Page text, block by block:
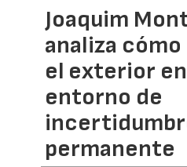
Joaquim
analiza
el exterior
entorno de
permanente